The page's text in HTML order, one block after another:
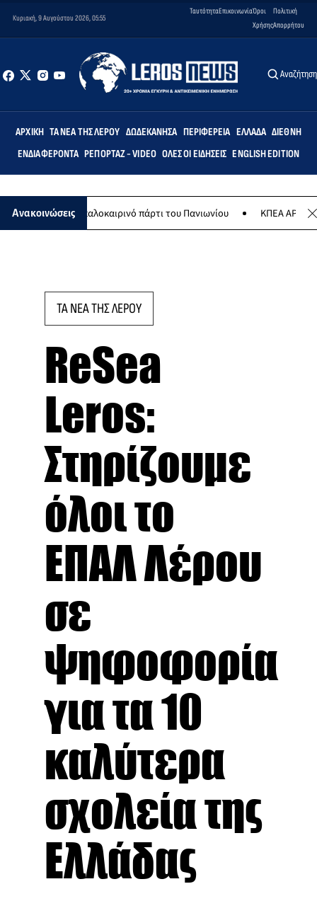
Κυριακή, 9 Αυγούστου 2026, 05:55
ΤαυτότηταΕπικοινωνίαΌροι
Χρήσης
Πολιτική
Απορρήτου
Αναζήτηση
ΑΡΧΙΚΉ ΤΑ ΝΈΑ ΤΗΣ ΛΈΡΟΥ ΔΩΔΕΚΆΝΗΣΑ ΠΕΡΙΦΈΡΕΙΑ ΕΛΛΆΔΑ ΔΙΕΘΝΉ
ΕΝΔΙΑΦΈΡΟΝΤΑ ΡΕΠΟΡΤΆΖ - VIDEO ΌΛΕΣ ΟΙ ΕΙΔΉΣΕΙΣ ENGLISH EDITION
Ανακοινώσειςτο καλοκαιρινό πάρτι του Πανιωνίου ΚΠΕΑ ΑΡΤΕΜΙΣ:
ΤΑ ΝΕΑ ΤΗΣ ΛΕΡΟΥ
ReSea
Leros:
Στηρίζουμε
όλοι το
ΕΠΑΛ Λέρου
σε
ψηφοφορία
για τα 10
καλύτερα
σχολεία της
Ελλάδας